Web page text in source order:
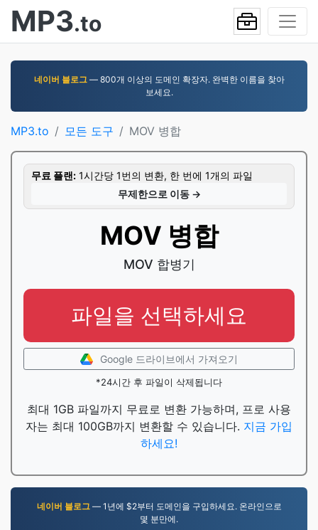
MP3.to
네이버 블로그— 800개 이상의 도메인 확장자. 완벽한 이름을 찾아
보세요.
MP3.to 모든 도구 MOV 병합
무료 플랜: 1시간당 1번의 변환, 한 번에 1개의 파일
무제한으로 이동 →
MOV 병합
MOV 합병기
파일을 선택하세요
Google 드라이브에서 가져오기
*24시간 후 파일이 삭제됩니다
최대 1GB 파일까지 무료로 변환 가능하며, 프로 사용
자는 최대 100GB까지 변환할 수 있습니다. 지금 가입
하세요!
네이버 블로그— 1년에 $2부터 도메인을 구입하세요. 온라인으로
몇 분만에.